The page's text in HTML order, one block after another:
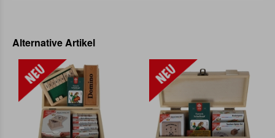
Alternative Artikel